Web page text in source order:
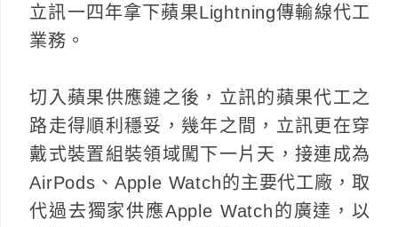
立訊一四年拿下蘋果Lightning傳輸線代工
業務。
切入蘋果供應鏈之後，立訊的蘋果代工之
路走得順利穩妥，幾年之間，立訊更在穿
戴式裝置組裝領域闖下一片天，接連成為
AirPods、Apple Watch的主要代工廠，取
代過去獨家供應Apple Watch的廣達，以